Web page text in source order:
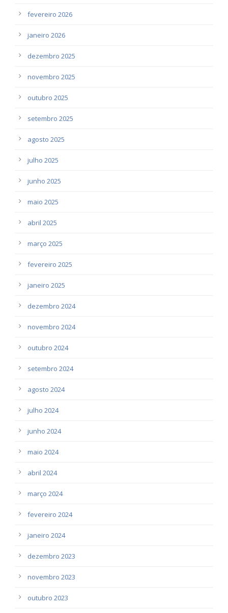
fevereiro 2026
janeiro 2026
dezembro 2025
novembro 2025
outubro 2025
setembro 2025
agosto 2025
julho 2025
junho 2025
maio 2025
abril 2025
março 2025
fevereiro 2025
janeiro 2025
dezembro 2024
novembro 2024
outubro 2024
setembro 2024
agosto 2024
julho 2024
junho 2024
maio 2024
abril 2024
março 2024
fevereiro 2024
janeiro 2024
dezembro 2023
novembro 2023
outubro 2023